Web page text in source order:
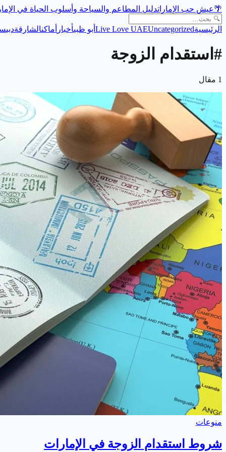
🌴عيش حب الإماراتدليل المطاعم والسياحة وأسلوب الحياة في
الرئيسية Live Love UAEUncategorized أبو ظبيأخبار أماكنالشارقةدبي
# استقدام الزوجة
1 مقال
منوعات
شروط استقدام الزوجة في الإمارات